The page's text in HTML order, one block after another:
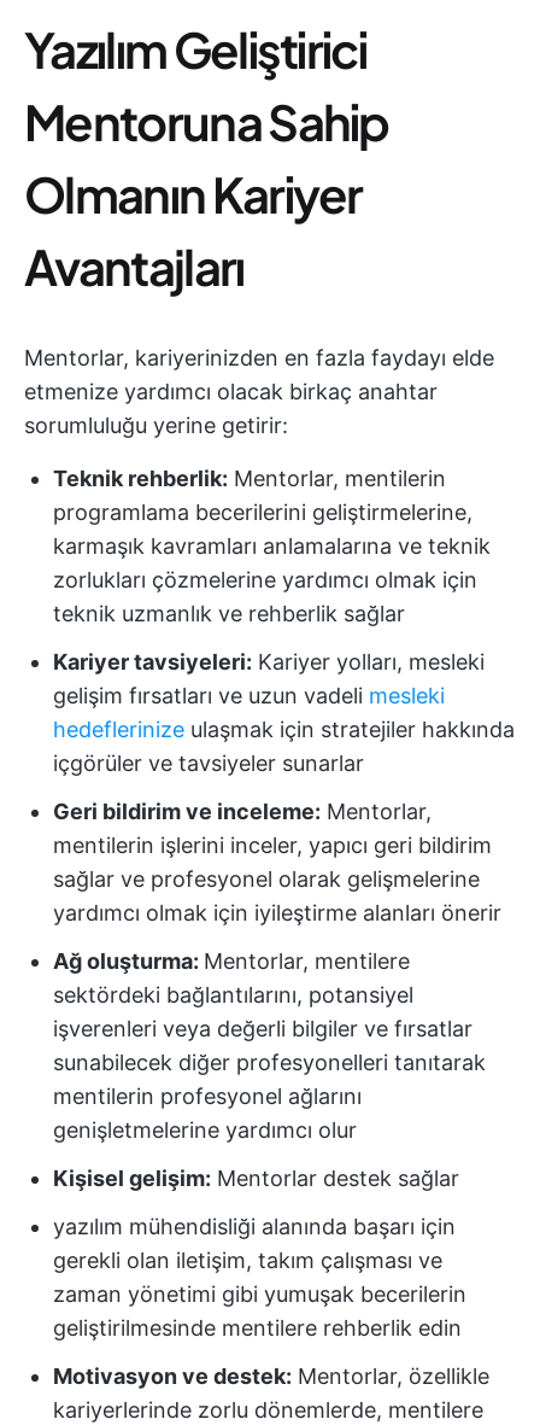
Yazılım Geliştirici
Mentoruna Sahip
Olmanın Kariyer
Avantajları
Mentorlar, kariyerinizden en fazla faydayı elde
etmenize yardımcı olacak birkaç anahtar
sorumluluğu yerine getirir:
Teknik rehberlik: Mentorlar, mentilerin
programlama becerilerini geliştirmelerine,
karmaşık kavramları anlamalarına ve teknik
zorlukları çözmelerine yardımcı olmak için
teknik uzmanlık ve rehberlik sağlar
Kariyer tavsiyeleri: Kariyer yolları, mesleki
gelişim fırsatları ve uzun vadeli mesleki
hedeflerinize ulaşmak için stratejiler hakkında
içgörüler ve tavsiyeler sunarlar
Geri bildirim ve inceleme: Mentorlar,
mentilerin işlerini inceler, yapıcı geri bildirim
sağlar ve profesyonel olarak gelişmelerine
yardımcı olmak için iyileştirme alanları önerir
Ağ oluşturma: Mentorlar, mentilere
sektördeki bağlantılarını, potansiyel
işverenleri veya değerli bilgiler ve fırsatlar
sunabilecek diğer profesyonelleri tanıtarak
mentilerin profesyonel ağlarını
genişletmelerine yardımcı olur
Kişisel gelişim: Mentorlar destek sağlar
yazılım mühendisliği alanında başarı için
gerekli olan iletişim, takım çalışması ve
zaman yönetimi gibi yumuşak becerilerin
geliştirilmesinde mentilere rehberlik edin
Motivasyon ve destek: Mentorlar, özellikle
kariyerlerinde zorlu dönemlerde, mentilere